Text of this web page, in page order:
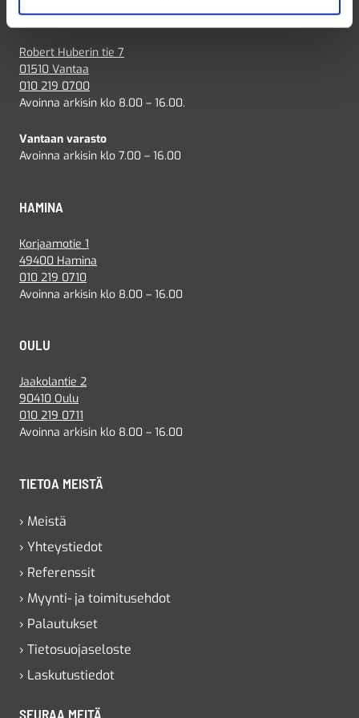
VANTAA
Robert Huberin tie 7
01510 Vantaa
010 219 0700
Avoinna arkisin klo 8.00 – 16.00.
Vantaan varasto
Avoinna arkisin klo 7.00 – 16.00
HAMINA
Korjaamotie 1
49400 Hamina
010 219 0710
Avoinna arkisin klo 8.00 – 16.00
OULU
Jaakolantie 2
90410 Oulu
010 219 0711
Avoinna arkisin klo 8.00 – 16.00
TIETOA MEISTÄ
› Meistä
› Yhteystiedot
› Referenssit
› Myynti- ja toimitusehdot
› Palautukset
› Tietosuojaseloste
› Laskutustiedot
SEURAA MEITÄ